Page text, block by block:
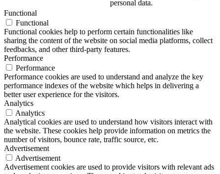
personal data.
Functional
Functional
Functional cookies help to perform certain functionalities like
sharing the content of the website on social media platforms, collect
feedbacks, and other third-party features.
Performance
Performance
Performance cookies are used to understand and analyze the key
performance indexes of the website which helps in delivering a
better user experience for the visitors.
Analytics
Analytics
Analytical cookies are used to understand how visitors interact with
the website. These cookies help provide information on metrics the
number of visitors, bounce rate, traffic source, etc.
Advertisement
Advertisement
Advertisement cookies are used to provide visitors with relevant ads